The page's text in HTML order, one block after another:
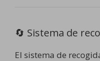
🔄 Sistema de
El sistema de